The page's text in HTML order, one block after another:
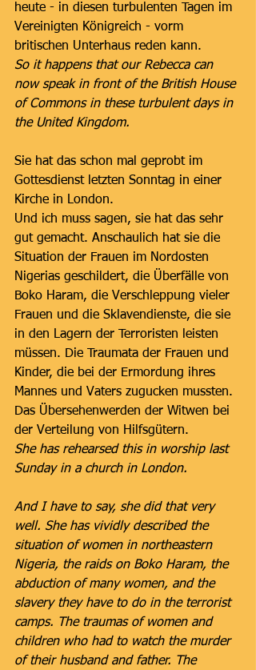
heute - in diesen turbulenten Tagen im
Vereinigten Königreich - vorm
britischen Unterhaus reden kann.
So it happens that our Rebecca can
now speak in front of the British House
of Commons in these turbulent days in
the United Kingdom.
Sie hat das schon mal geprobt im
Gottesdienst letzten Sonntag in einer
Kirche in London.
Und ich muss sagen, sie hat das sehr
gut gemacht. Anschaulich hat sie die
Situation der Frauen im Nordosten
Nigerias geschildert, die Überfälle von
Boko Haram, die Verschleppung vieler
Frauen und die Sklavendienste, die sie
in den Lagern der Terroristen leisten
müssen. Die Traumata der Frauen und
Kinder, die bei der Ermordung ihres
Mannes und Vaters zugucken mussten.
Das Übersehenwerden der Witwen bei
der Verteilung von Hilfsgütern.
She has rehearsed this in worship last
Sunday in a church in London.
And I have to say, she did that very
well. She has vividly described the
situation of women in northeastern
Nigeria, the raids on Boko Haram, the
abduction of many women, and the
slavery they have to do in the terrorist
camps. The traumas of women and
children who had to watch the murder
of their husband and father. The